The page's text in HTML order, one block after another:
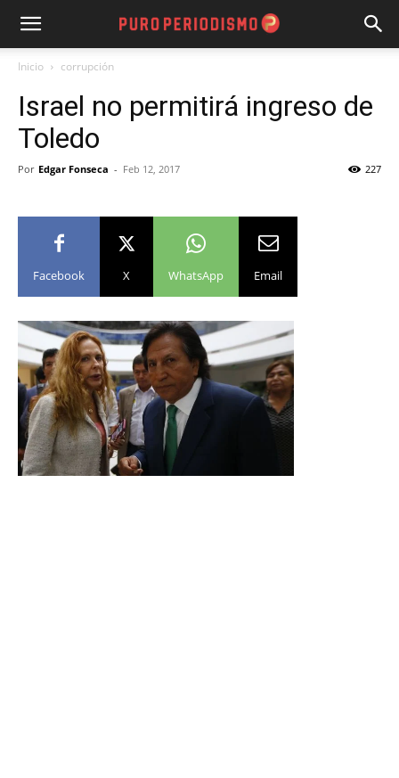
Inicio corrupción
Israel no permitirá ingreso de
Toledo
Por Edgar Fonseca - Feb 12, 2017 227
Facebook X WhatsApp Email